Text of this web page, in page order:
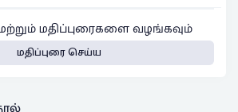
மதிப்புரைகளை வழங்கவும்
மதிப்புரை செய்ய